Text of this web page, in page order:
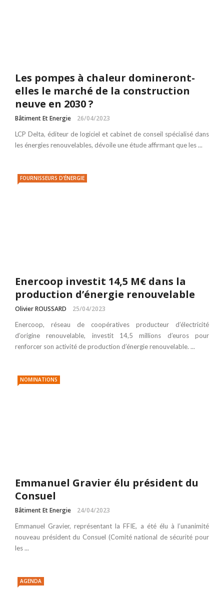
Les pompes à chaleur domineront-
elles le marché de la construction
neuve en 2030 ?
Bâtiment Et Energie 26/04/2023
LCP Delta, éditeur de logiciel et cabinet de conseil spécialisé dans
les énergies renouvelables, dévoile une étude affirmant que les ...
FOURNISSEURS D'ÉNERGIE
Enercoop investit 14,5 M€ dans la
production d’énergie renouvelable
Olivier ROUSSARD 25/04/2023
Enercoop, réseau de coopératives producteur d’électricité
d’origine renouvelable, investit 14,5 millions d’euros pour
renforcer son activité de production d’énergie renouvelable. ...
NOMINATIONS
Emmanuel Gravier élu président du
Consuel
Bâtiment Et Energie 24/04/2023
Emmanuel Gravier, représentant la FFIE, a été élu à l’unanimité
nouveau président du Consuel (Comité national de sécurité pour
les ...
AGENDA